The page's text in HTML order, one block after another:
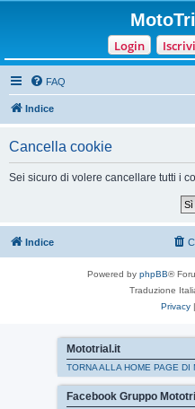
Login
FAQ
Indice
Cancella cookie
Sei sicuro di volere cancellare tutti i
Indice
Powered by phpBB®
Traduzione
Privacy |
Mototrial.it
TORNA ALLA HOME PAGE DI
Facebook Gruppo